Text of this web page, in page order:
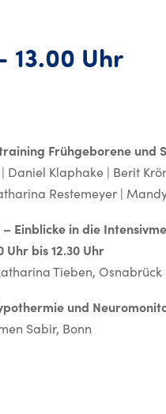
2026
13.00 Uhr
Frühgeborene und
Daniel Klaphake | Berit
Restemeyer |
Einblicke in die
Uhr bis 12.30 Uhr
Tieben, Osnabrück
und
Sabir, Bonn